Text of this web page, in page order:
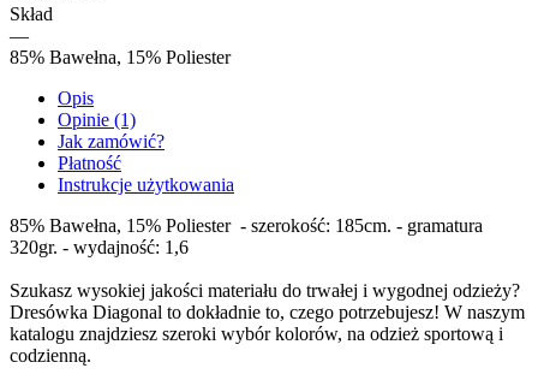
Skład
—
85% Bawełna, 15% Poliester
Opis
Opinie (1)
Jak zamówić?
Płatność
Instrukcje użytkowania
85% Bawełna, 15% Poliester - szerokość: 185cm. - gramatura
320gr. - wydajność: 1,6
Szukasz wysokiej jakości materiału do trwałej i wygodnej odzieży?
Dresówka Diagonal to dokładnie to, czego potrzebujesz! W naszym
katalogu znajdziesz szeroki wybór kolorów, na odzież sportową i
codzienną.